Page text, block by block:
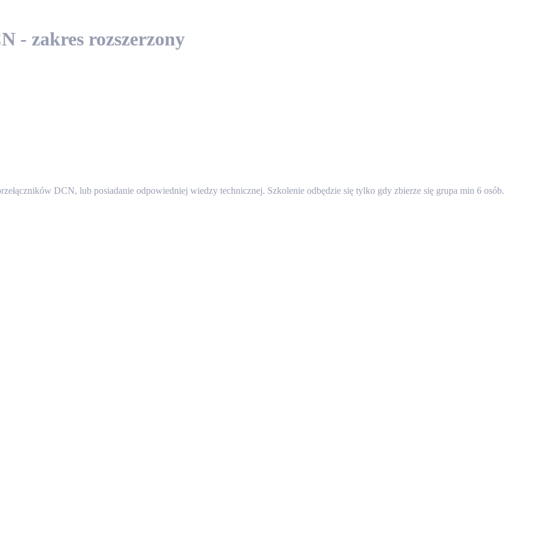
- zakres rozszerzony
DCN, lub posiadanie odpowiedniej wiedzy technicznej. Szkolenie odbędzie się tylko gdy zbierze się grupa min 6 osób.